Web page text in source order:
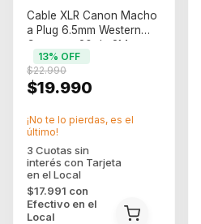
Cable XLR Canon Macho
a Plug 6.5mm Western
Cmptrstxg20 de 2M
$19.990
$22.990
13% OFF
$17.991 con
Efectivo en el
Local
¡No te lo pierdas, es el
último!